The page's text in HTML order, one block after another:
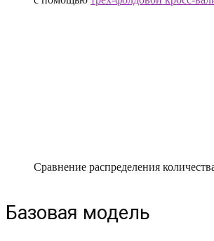
Сравнение распределения
Базовая модель